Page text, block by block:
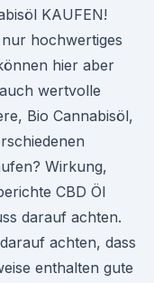
KAUFEN!
hochwertiges
hier aber
wertvolle
Bio Cannabisöl,
Wirkung,
CBD Öl
darauf achten.
achten, dass
enthalten gute